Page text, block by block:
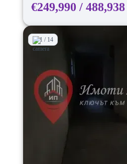
€249,990 /
1 / 14